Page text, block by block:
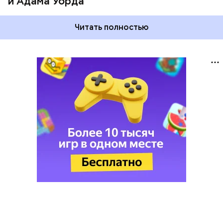
Читать полностью